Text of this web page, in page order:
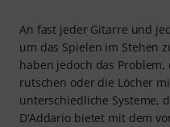
An fast jeder Gitarre und
um das Spielen im Stehen
haben jedoch das
rutschen oder die Löcher
unterschiedliche Systeme,
D’Addario bietet mit dem